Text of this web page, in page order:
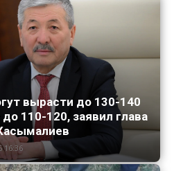
вырасти до 130-140
110-120, заявил глава
16:36